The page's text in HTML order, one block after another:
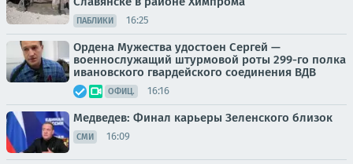
ПАБЛИКИ 16:25
Ордена Мужества удостоен Сергей —
военнослужащий штурмовой роты 299-го полка
ивановского гвардейского соединения ВДВ
ОФИЦ. 16:16
Медведев: Финал карьеры Зеленского близок
СМИ 16:09